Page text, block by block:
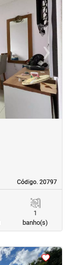
›Next
Código. 20797
Código. 20797
1
banho(s)